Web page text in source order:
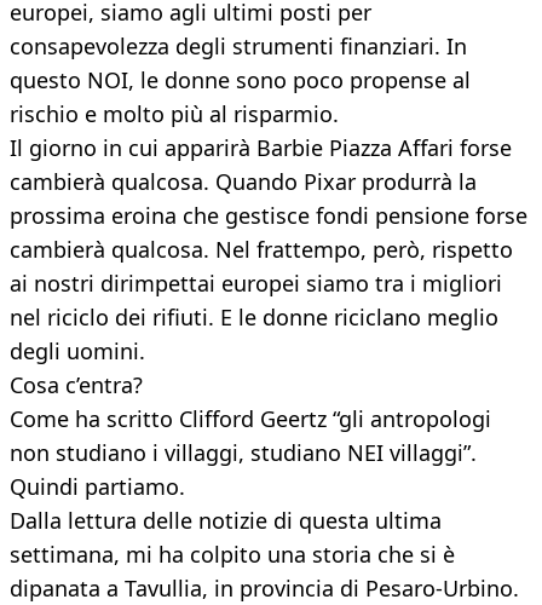
europei, siamo agli ultimi posti per
consapevolezza degli strumenti finanziari. In
questo NOI, le donne sono poco propense al
rischio e molto più al risparmio.
Il giorno in cui apparirà Barbie Piazza Affari forse
cambierà qualcosa. Quando Pixar produrrà la
prossima eroina che gestisce fondi pensione forse
cambierà qualcosa. Nel frattempo, però, rispetto
ai nostri dirimpettai europei siamo tra i migliori
nel riciclo dei rifiuti. E le donne riciclano meglio
degli uomini.
Cosa c’entra?
Come ha scritto Clifford Geertz “gli antropologi
non studiano i villaggi, studiano NEI villaggi”.
Quindi partiamo.
Dalla lettura delle notizie di questa ultima
settimana, mi ha colpito una storia che si è
dipanata a Tavullia, in provincia di Pesaro-Urbino.